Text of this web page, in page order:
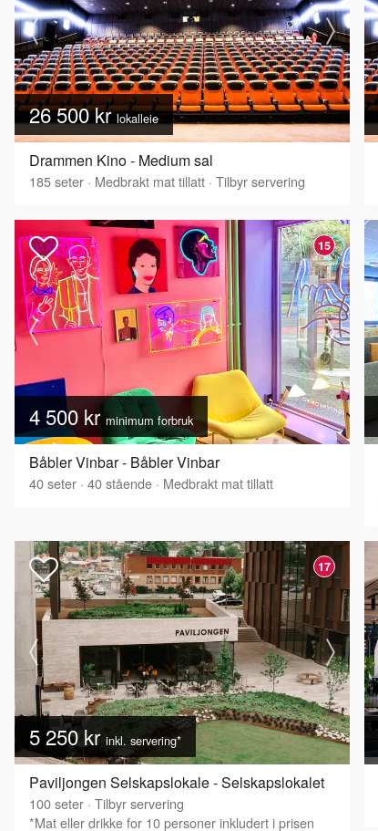
26 500 krlokalleie
Drammen Kino - Medium sal
185seter · Medbrakt mat tillatt · Tilbyr servering
15
4 500 krminimum forbruk
Båbler Vinbar - Båbler Vinbar
40seter · 40stående · Medbrakt mat tillatt
17
5 250 krinkl. servering*
Paviljongen Selskapslokale - Selskapslokalet
100seter · Tilbyr servering
*Mat eller drikke for 10 personer inkludert i prisen